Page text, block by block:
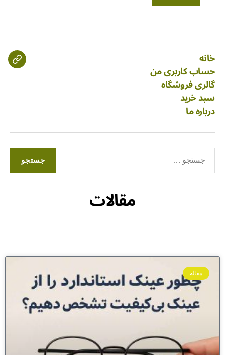
خانه
حساب کاربری من
گالری فروشگاه
سبد خرید
درباره ما
مقالات
مقاله